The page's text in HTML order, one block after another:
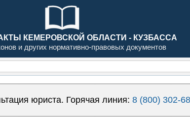
КЕМЕРОВСКОЙ ОБЛАСТИ - КУЗБАССА
и других нормативно-правовых документов
юриста. Горячая линия: 8 (800) 302-